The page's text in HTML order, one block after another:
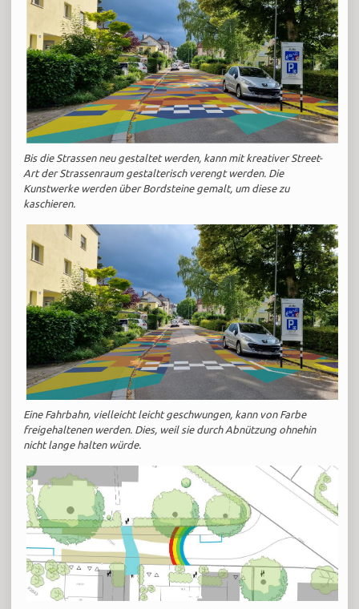
Bis die Strassen neu gestaltet werden, kann mit kreativer Street-
Art der Strassenraum gestalterisch verengt werden. Die
Kunstwerke werden über Bordsteine gemalt, um diese zu
kaschieren.
Eine Fahrbahn, vielleicht leicht geschwungen, kann von Farbe
freigehaltenen werden. Dies, weil sie durch Abnützung ohnehin
nicht lange halten würde.